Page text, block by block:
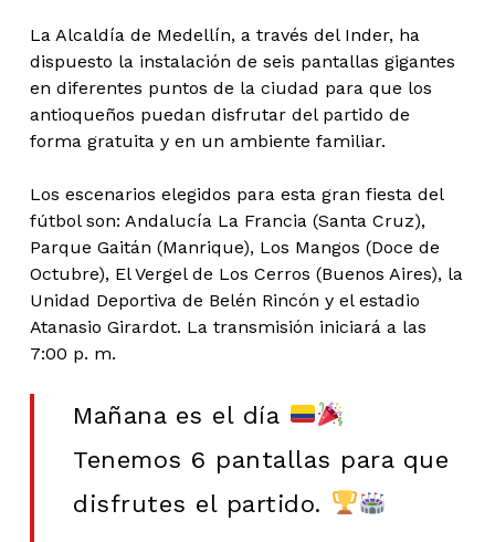
La Alcaldía de Medellín, a través del Inder, ha
dispuesto la instalación de seis pantallas gigantes
en diferentes puntos de la ciudad para que los
antioqueños puedan disfrutar del partido de
forma gratuita y en un ambiente familiar.
Los escenarios elegidos para esta gran fiesta del
fútbol son: Andalucía La Francia (Santa Cruz),
Parque Gaitán (Manrique), Los Mangos (Doce de
Octubre), El Vergel de Los Cerros (Buenos Aires), la
Unidad Deportiva de Belén Rincón y el estadio
Atanasio Girardot. La transmisión iniciará a las
7:00 p. m.
Mañana es el día
Tenemos 6 pantallas para que
disfrutes el partido.